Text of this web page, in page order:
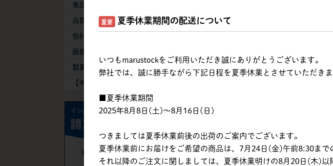
食品添加物
品質保持剤
包材・容器
厨房器具・消耗品
製菓製パン機械
【中古】機械・備品
重要 夏季休業期間の配送について
いつもmarustockをご利用いただき誠にありがとうございます。
弊社では、誠に勝手ながら下記日程を夏季休業とさせていただきま
■夏季休業期間
2025年8月8日(土)～8月16日(日)
つきましては夏季休業前後の出荷のご案内でございます。
夏季休業前にお届けをご希望の商品は、7月24日(金)午前8:30まで
それ以降のご注文に関しましては、夏季休業明けの8月20日(木)以